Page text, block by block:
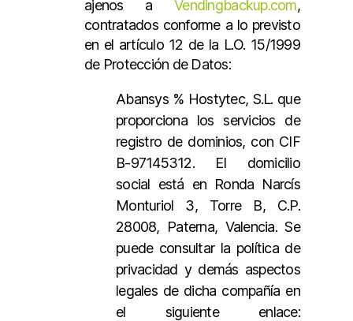
ajenos aVendingbackup.com,
contratados conforme a lo previsto
en el artículo 12 de la L.O. 15/1999
de Protección de Datos:
Abansys % Hostytec, S.L. que
proporciona los servicios de
registro de dominios, con CIF
B-97145312. El domicilio
social está en Ronda Narcís
Monturiol 3, Torre B, C.P.
28008, Paterna, Valencia. Se
puede consultar la política de
privacidad y demás aspectos
legales de dicha compañía en
el siguiente enlace: